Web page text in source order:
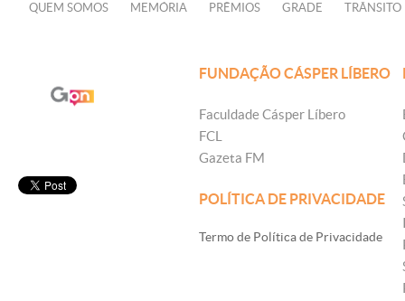
QUEM SOMOS MEMÓRIA PRÊMIOS GRADE TRÂNSITO
FUNDAÇÃO CÁSPER LÍBERO
Faculdade Cásper Líbero
FCL
Gazeta FM
POLÍTICA DE PRIVACIDADE
Termo de Política de Privacidade